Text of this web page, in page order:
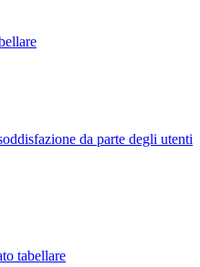
da parte degli utenti
tabellare